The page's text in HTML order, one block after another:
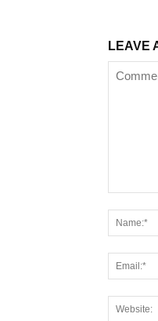
LEAVE